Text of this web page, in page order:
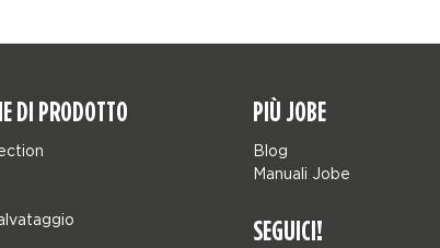
DI PRODOTTO PIÙ JOBE
Blog
Manuali Jobe
SEGUICI!